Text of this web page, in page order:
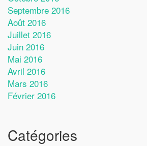
Septembre 2016
Août 2016
Juillet 2016
Juin 2016
Mai 2016
Avril 2016
Mars 2016
Février 2016
Catégories